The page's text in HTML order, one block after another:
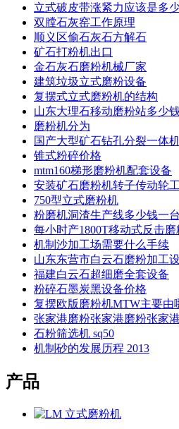
立式破皮带涨紧力应该是多
双膛石灰窑工作原理
顺义区偷石灰石方解石
矿石打粉机出口
金石灰石磨粉机械厂家
建筑垃圾立式磨粉设备
复摆式立式磨粉机的结构
山东大理石移动磨粉站多少
磨粉机分为
国产大型矿石钻孔分裂一体
锥式粉碎价格
mtm160梯形磨粉机配套设备
安装矿石磨粉机转子传动轮
750型立式磨粉机
粉磨机洞渣生产线多少钱一台
每小时产1800T移动式反击磨
机制沙加工场需要什么手续
山东东营市白云石磨粉加工
福建白云石超细磨全套设备
粉碎石墨炭黑设备价格
复摆欧版磨粉机MTW主要由
张家港磨粉张家港磨粉张家
石粉筛选机 sq50
机制砂的发展历程 2013
产品